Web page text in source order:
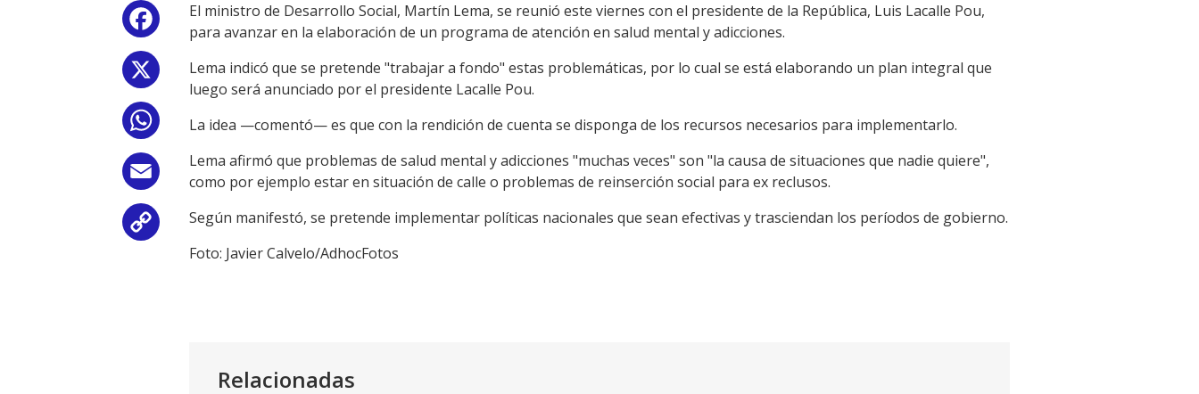
Facebook
WhatsApp
Email
Copy
Link
El ministro de Desarrollo Social, Martín Lema, se reunió este viernes con el presidente de la República, Luis Lacalle Pou,
para avanzar en la elaboración de un programa de atención en salud mental y adicciones.
Lema indicó que se pretende "trabajar a fondo" estas problemáticas, por lo cual se está elaborando un plan integral que
luego será anunciado por el presidente Lacalle Pou.
La idea —comentó— es que con la rendición de cuenta se disponga de los recursos necesarios para implementarlo.
Lema afirmó que problemas de salud mental y adicciones "muchas veces" son "la causa de situaciones que nadie quiere",
como por ejemplo estar en situación de calle o problemas de reinserción social para ex reclusos.
Según manifestó, se pretende implementar políticas nacionales que sean efectivas y trasciendan los períodos de gobierno.
Foto: Javier Calvelo/AdhocFotos
Relacionadas